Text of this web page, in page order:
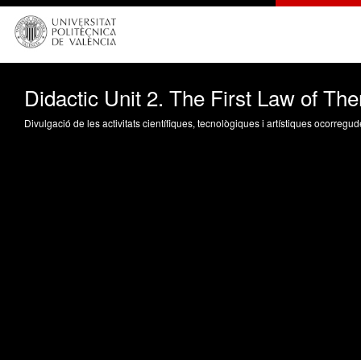
Didactic Unit 2. The First Law of
Divulgació de les activitats científiques, tecnològiques i artístiques